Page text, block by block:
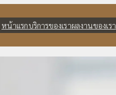
หน้าแรกบริการของเราผลงานของเรา